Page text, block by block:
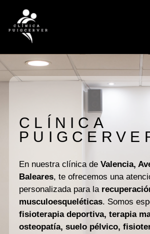
CLÍNICA
En nuestra clínica de Valencia,
Baleares, te ofrecemos una
personalizada para la
musculoesqueléticas. Somos
fisioterapia deportiva, terapia
osteopatía, suelo pélvico,